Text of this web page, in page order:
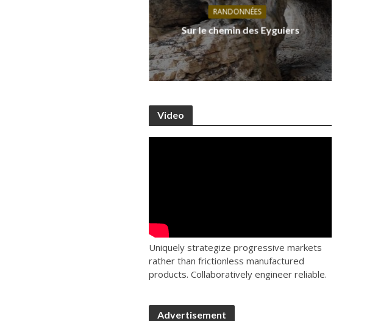
RANDONNÉES
Sur le chemin des Eyguiers
Video
Uniquely strategize progressive markets
rather than frictionless manufactured
products. Collaboratively engineer reliable.
Advertisement